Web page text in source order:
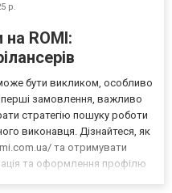
р.
на ROMI:
бути викликом, особливо
замовлення, важливо
стратегію пошуку роботи
виконавця. Дізнайтеся, як
та отримувати
та оформлення профілю